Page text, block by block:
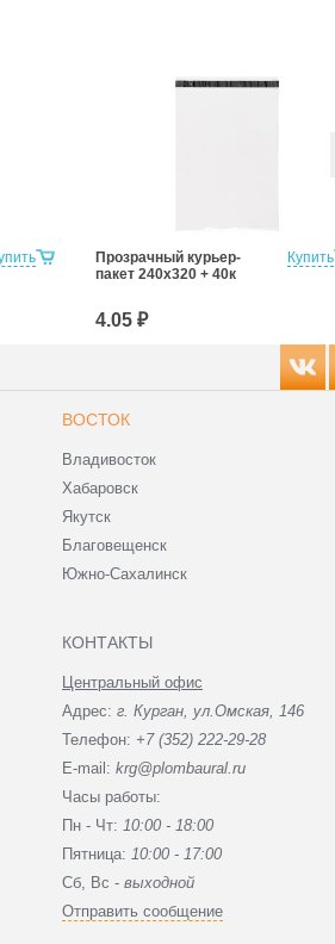
Купить
Прозрачный курьер-
пакет 240х320 + 40к
4.05 ₽
ВОСТОК
Владивосток
Хабаровск
Якутск
Благовещенск
Южно-Сахалинск
КОНТАКТЫ
Центральный офис
Адрес: г. Курган, ул.Омская, 146
Телефон: +7 (352) 222-29-28
E-mail: krg@plombaural.ru
Часы работы:
Пн - Чт: 10:00 - 18:00
Пятница: 10:00 - 17:00
Сб, Вc - выходной
Отправить сообщение